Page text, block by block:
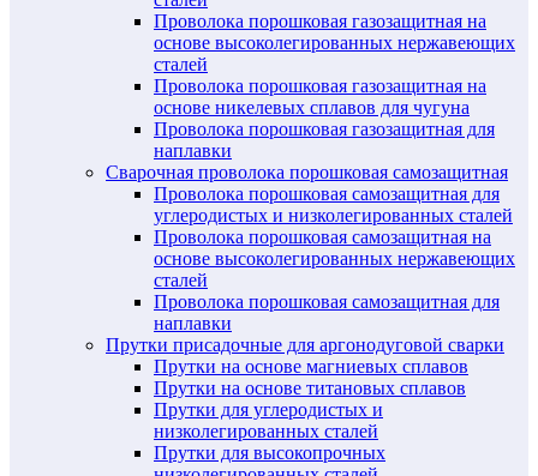
Проволока порошковая газозащитная на
основе высоколегированных нержавеющих
сталей
Проволока порошковая газозащитная на
основе никелевых сплавов для чугуна
Проволока порошковая газозащитная для
наплавки
Сварочная проволока порошковая самозащитная
Проволока порошковая самозащитная для
углеродистых и низколегированных сталей
Проволока порошковая самозащитная на
основе высоколегированных нержавеющих
сталей
Проволока порошковая самозащитная для
наплавки
Прутки присадочные для аргонодуговой сварки
Прутки на основе магниевых сплавов
Прутки на основе титановых сплавов
Прутки для углеродистых и
низколегированных сталей
Прутки для высокопрочных